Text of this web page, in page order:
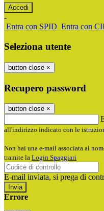
-
Entra con SPID Entra con
Seleziona utente
button close ×
Recupero password
button close ×
all'indirizzo indicato con le
Non hai una e-mail associata al
tramite la Login Spaggiari
E-mail inviata, si prega di
Errore